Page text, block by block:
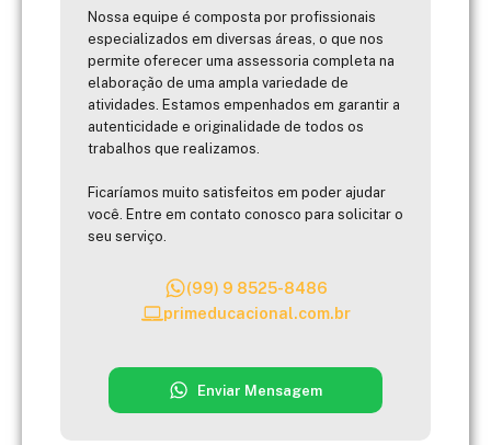
Nossa equipe é composta por profissionais
especializados em diversas áreas, o que nos
permite oferecer uma assessoria completa na
elaboração de uma ampla variedade de
atividades. Estamos empenhados em garantir a
autenticidade e originalidade de todos os
trabalhos que realizamos.
Ficaríamos muito satisfeitos em poder ajudar
você. Entre em contato conosco para solicitar o
seu serviço.
(99) 9 8525-8486
primeducacional.com.br
Enviar Mensagem